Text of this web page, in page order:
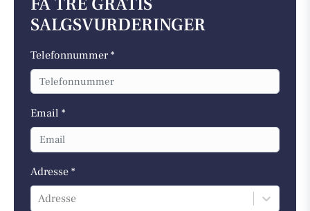
SALGSVURDERINGER
Telefonnummer *
Email *
Adresse *
Adresse